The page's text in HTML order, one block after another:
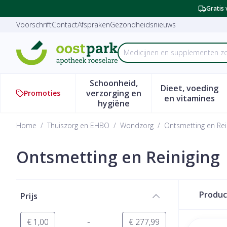
Gratis
VoorschriftContactAfsprakenGezondheidsnieuws
Product, merk, categorie...
M
Promoties
Schoonheid,
verzorging en
hygiëne
Toon submenu voor
Dieet, voeding
en vitamines
Toon
Home / Thuiszorg en EHBO / Wondzorg / Ontsmetting en
Ontsmetting en Reiniging
Prijs
Minimumwaarde
€ 1,00 - Maximale waarde
€ 277,99